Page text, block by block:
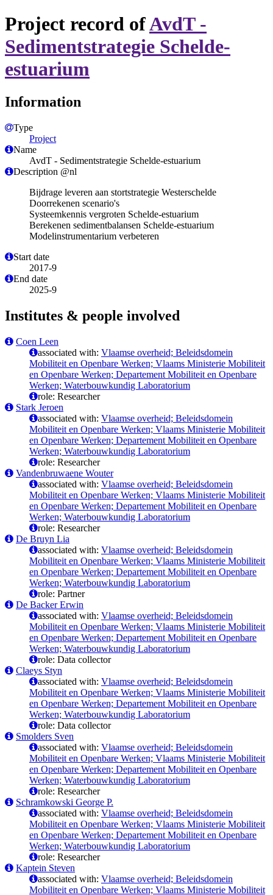
Project record ofAvdT -
Sedimentstrategie Schelde-
estuarium
Information
Type
Project
Name
AvdT - Sedimentstrategie Schelde-estuarium
Description @nl
Bijdrage leveren aan stortstrategie Westerschelde
Doorrekenen scenario's
Systeemkennis vergroten Schelde-estuarium
Berekenen sedimentbalansen Schelde-estuarium
Modelinstrumentarium verbeteren
Start date
2017-9
End date
2025-9
Institutes & people involved
Coen Leen
associated with: Vlaamse overheid; Beleidsdomein
Mobiliteit en Openbare Werken; Vlaams Ministerie Mobiliteit
en Openbare Werken; Departement Mobiliteit en Openbare
Werken; Waterbouwkundig Laboratorium
role: Researcher
Stark Jeroen
associated with: Vlaamse overheid; Beleidsdomein
Mobiliteit en Openbare Werken; Vlaams Ministerie Mobiliteit
en Openbare Werken; Departement Mobiliteit en Openbare
Werken; Waterbouwkundig Laboratorium
role: Researcher
Vandenbruwaene Wouter
associated with: Vlaamse overheid; Beleidsdomein
Mobiliteit en Openbare Werken; Vlaams Ministerie Mobiliteit
en Openbare Werken; Departement Mobiliteit en Openbare
Werken; Waterbouwkundig Laboratorium
role: Researcher
De Bruyn Lia
associated with: Vlaamse overheid; Beleidsdomein
Mobiliteit en Openbare Werken; Vlaams Ministerie Mobiliteit
en Openbare Werken; Departement Mobiliteit en Openbare
Werken; Waterbouwkundig Laboratorium
role: Partner
De Backer Erwin
associated with: Vlaamse overheid; Beleidsdomein
Mobiliteit en Openbare Werken; Vlaams Ministerie Mobiliteit
en Openbare Werken; Departement Mobiliteit en Openbare
Werken; Waterbouwkundig Laboratorium
role: Data collector
Claeys Styn
associated with: Vlaamse overheid; Beleidsdomein
Mobiliteit en Openbare Werken; Vlaams Ministerie Mobiliteit
en Openbare Werken; Departement Mobiliteit en Openbare
Werken; Waterbouwkundig Laboratorium
role: Data collector
Smolders Sven
associated with: Vlaamse overheid; Beleidsdomein
Mobiliteit en Openbare Werken; Vlaams Ministerie Mobiliteit
en Openbare Werken; Departement Mobiliteit en Openbare
Werken; Waterbouwkundig Laboratorium
role: Researcher
Schramkowski George P.
associated with: Vlaamse overheid; Beleidsdomein
Mobiliteit en Openbare Werken; Vlaams Ministerie Mobiliteit
en Openbare Werken; Departement Mobiliteit en Openbare
Werken; Waterbouwkundig Laboratorium
role: Researcher
Kaptein Steven
associated with: Vlaamse overheid; Beleidsdomein
Mobiliteit en Openbare Werken; Vlaams Ministerie Mobiliteit